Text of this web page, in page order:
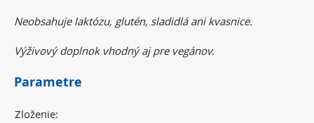
Neobsahuje laktózu, glutén, sladidlá ani kvasnice.
Výživový doplnok vhodný aj pre vegánov.
Parametre
Zloženie: